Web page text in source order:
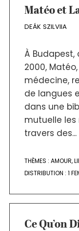
Matéo et
DEÁK SZILVIIA
À
2000,
médecine,
de langues
dans une
mutuelle
travers des...
THÈMES : AMOUR,
DISTRIBUTION : 1
Ce Qu’on